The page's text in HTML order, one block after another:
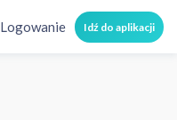
Logowanie Idź do aplikacji